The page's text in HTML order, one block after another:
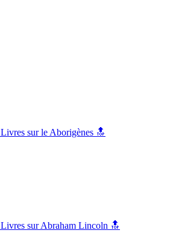
Livres sur le Aborigènes 🔝
Livres sur Abraham Lincoln 🔝